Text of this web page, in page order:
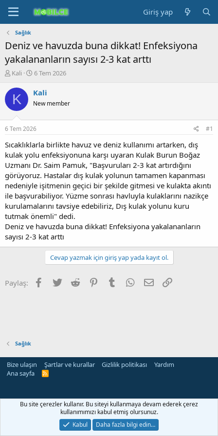
Giriş yap
Sağlık
Deniz ve havuzda buna dikkat! Enfeksiyona
yakalananların sayısı 2-3 kat arttı
K
n
b
u
u
b
a
ş
l
a
t
a
n
Kali
B
ş
a
g
ı
ç
t
a
r
i
h
i
6 Tem 2026
K Kali
New member
6 Tem 2026 #1
Sıcaklıklarla birlikte havuz ve deniz kullanımı artarken, dış
kulak yolu enfeksiyonuna karşı uyaran Kulak Burun Boğaz
Uzmanı Dr. Saim Pamuk, "Başvuruları 2-3 kat artırdığını
görüyoruz. Hastalar dış kulak yolunun tamamen kapanması
nedeniyle işitmenin geçici bir şekilde gitmesi ve kulakta akıntı
ile başvurabiliyor. Yüzme sonrası havluyla kulaklarını nazikçe
kurulamalarını tavsiye edebiliriz, Dış kulak yolunu kuru
tutmak önemli" dedi.
Deniz ve havuzda buna dikkat! Enfeksiyona yakalananların
sayısı 2-3 kat arttı
Cevap yazmak için giriş yap yada kayıt ol.
Paylaş: Facebook
Twitter Reddit PinterestTumblr WhatsApp
E-posta
Sağlık
Bize ulaşın Şartlar ve kurallar Gizlilik politikası
Yardım
Ana sayfa
R
Bu site çerezler kullanır. Bu siteyi kullanmaya devam ederek çerez
kullanımımızı kabul etmiş olursunuz.
Kabul
Daha fazla bilgi edin…